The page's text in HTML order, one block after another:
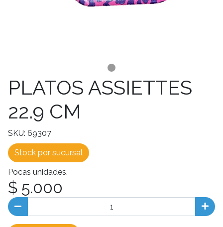
PLATOS ASSIETTES
22.9 CM
SKU: 69307
Stock por sucursal
Pocas unidades.
$ 5.000